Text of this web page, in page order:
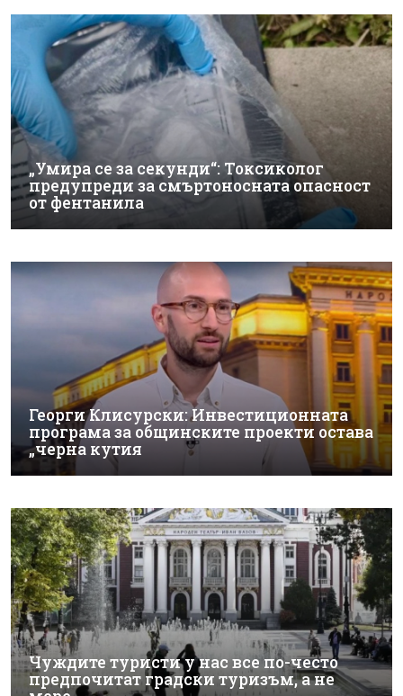
„Умира се за секунди“: Токсиколог
предупреди за смъртоносната опасност
от фентанила
Георги Клисурски: Инвестиционната
програма за общинските проекти остава
„черна кутия
Чуждите туристи у нас все по-често
предпочитат градски туризъм, а не